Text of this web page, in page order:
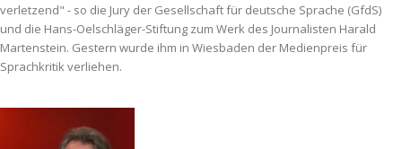
verletzend" - so die Jury der Gesellschaft für deutsche Sprache (GfdS)
und die Hans-Oelschläger-Stiftung zum Werk des Journalisten Harald
Martenstein. Gestern wurde ihm in Wiesbaden der Medienpreis für
Sprachkritik verliehen.